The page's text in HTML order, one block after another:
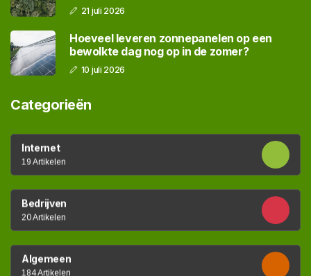
21 juli 2026
Hoeveel leveren zonnepanelen op een
bewolkte dag nog op in de zomer?
10 juli 2026
Categorieën
Internet
19 Artikelen
Bedrijven
20 Artikelen
Algemeen
184 Artikelen